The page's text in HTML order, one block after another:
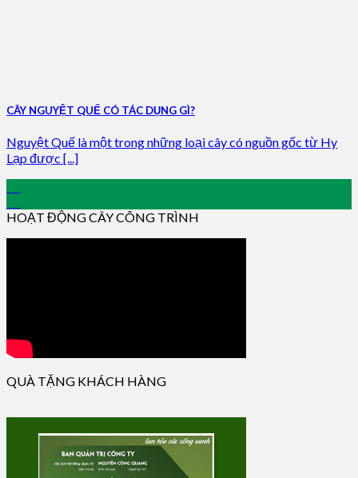
CÂY NGUYỆT QUẾ CÓ TÁC DỤNG GÌ?
Nguyệt Quế là một trong những loại cây có nguồn gốc từ Hy
Lạp được [...]
HOẠT ĐỘNG CÂY CÔNG TRÌNH
QUÀ TẶNG KHÁCH HÀNG